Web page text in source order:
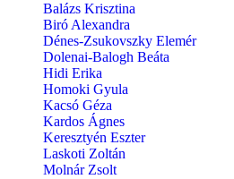
Balázs Krisztina
Biró Alexandra
Dénes-Zsukovszky Elemér
Dolenai-Balogh Beáta
Hidi Erika
Homoki Gyula
Kacsó Géza
Kardos Ágnes
Keresztyén Eszter
Laskoti Zoltán
Molnár Zsolt